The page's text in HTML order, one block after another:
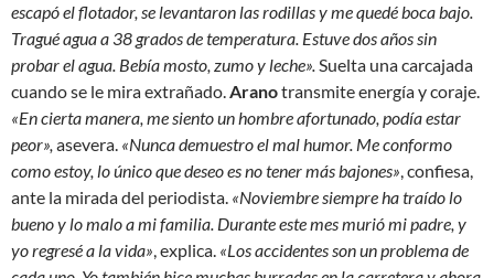
escapó el flotador, se levantaron las rodillas y me quedé boca bajo.
Tragué agua a 38 grados de temperatura. Estuve dos años sin
probar el agua. Bebía mosto, zumo y leche».Suelta una carcajada
cuando se le mira extrañado.Aranotransmite energía y coraje.
«En cierta manera, me siento un hombre afortunado, podía estar
peor», asevera. «Nunca demuestro el mal humor. Me conformo
como estoy, lo único que deseo es no tener más bajones», confiesa,
ante la mirada del periodista. «Noviembre siempre ha traído lo
bueno y lo malo a mi familia. Durante este mes murió mi padre, y
yo regresé a la vida», explica. «Los accidentes son un problema de